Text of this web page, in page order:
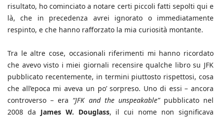
risultato, ho cominciato a notare certi piccoli fatti sepolti qui e
là, che in precedenza avrei ignorato o immediatamente
respinto, e che hanno rafforzato la mia curiosità montante.
Tra le altre cose, occasionali riferimenti mi hanno ricordato
che avevo visto i miei giornali recensire qualche libro su JFK
pubblicato recentemente, in termini piuttosto rispettosi, cosa
che all’epoca mi aveva un po’ sorpreso. Uno di essi – ancora
controverso – era “JFK and the unspeakable”pubblicato nel
2008 da James W. Douglass, il cui nome non significava